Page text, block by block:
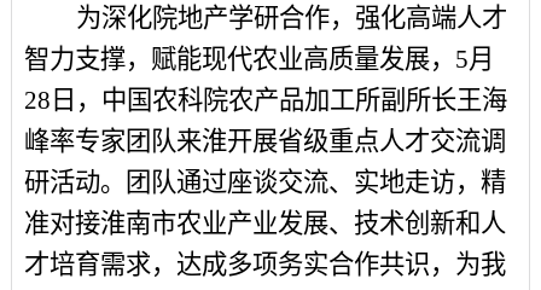
为深化院地产学研合作，强化高端人才
智力支撑，赋能现代农业高质量发展， 5月
28日，中国农科院农产品加工所副所长王海
峰率专家团队来淮开展省级重点人才交流调
研活动。团队通过座谈交流、实地走访，精
准对接淮南市农业产业发展、技术创新和人
才培育需求，达成多项务实合作共识，为我